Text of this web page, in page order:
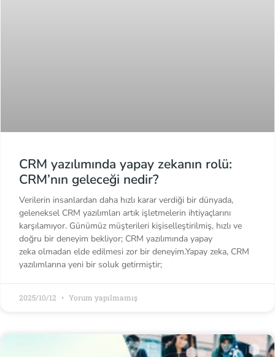
CRM yazılımında yapay zekanın rolü:
CRM’nın geleceği nedir?
Verilerin insanlardan daha hızlı karar verdiği bir dünyada,
geleneksel CRM yazılımları artık işletmelerin ihtiyaçlarını
karşılamıyor. Günümüz müşterileri kişiselleştirilmiş, hızlı ve
doğru bir deneyim bekliyor; CRM yazılımında yapay
zeka olmadan elde edilmesi zor bir deneyim.Yapay zeka, CRM
yazılımlarına yeni bir soluk getirmiştir;
2025/10/12 Yorum yapılmamış